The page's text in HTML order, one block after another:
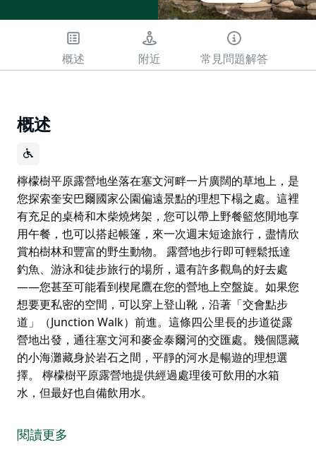
概述 附近 常見問題解答
概述
檸檬樹平原露營地坐落在塞文河畔一片廣闊的草地上，是
您探索奎安巴爾國家公園偏遠景點的理想下榻之處。這裡
有充足的桌椅和木柴燒烤架，您可以帶上野餐籃悠閒地享
用午餐，也可以搭起帳篷，來一次週末短途旅行，盡情欣
賞柏樹林和豐富的野生動物。 露營地步行即可輕鬆抵達
釣魚、游泳和徒步旅行的場所，還有許多觀鳥的好去處
——您甚至可能看到楔尾鷹在您的營地上空盤旋。如果您
想要更私密的空間，可以穿上登山靴，沿著「交會點步
道」（Junction Walk）前進。這條四公里長的步道從露
營地出發，通往塞文河和麥金泰爾河的交匯處。幾個隱藏
的小海灘藏身於岩石之間，平靜的河水是暢遊的理想選
擇。 檸檬樹平原露營地提供經過處理後可飲用的水箱
水，但最好也自備飲用水。
您探索奎安巴爾國家公園偏遠景點的理想下榻之處。這裡
有充足的桌椅和木柴燒烤架，您可以帶上野餐籃悠閒地享
閱讀更多